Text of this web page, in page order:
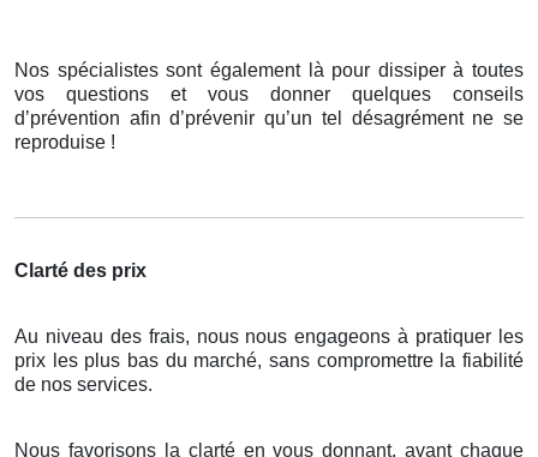
Nos spécialistes sont également là pour dissiper à toutes
vos questions et vous donner quelques conseils
d’prévention afin d’prévenir qu’un tel désagrément ne se
reproduise !
Clarté des prix
Au niveau des frais, nous nous engageons à pratiquer les
prix les plus bas du marché, sans compromettre la fiabilité
de nos services.
Nous favorisons la clarté en vous donnant, avant chaque